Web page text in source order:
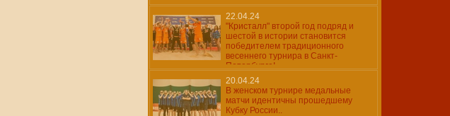
22.04.24
"Кристалл" второй год подряд и
шестой в истории становится
победителем традиционного
весеннего турнира в Санкт-
Петербурге!
20.04.24
В женском турнире медальные
матчи идентичны прошедшему
Кубку России..